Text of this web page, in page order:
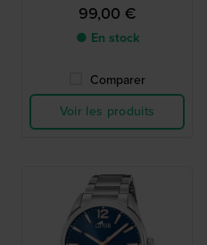
99,00 €
● En stock
Comparer
Voir les produits